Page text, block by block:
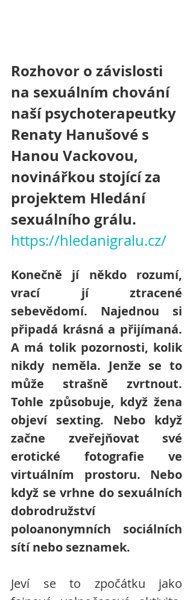
Rozhovor o závislosti
na sexuálním chování
naší psychoterapeutky
Renaty Hanušové s
Hanou Vackovou,
novinářkou stojící za
projektem Hledání
sexuálního grálu.
https://hledanigralu.cz/
Konečně jí někdo rozumí,
vrací jí ztracené
sebevědomí. Najednou si
připadá krásná a přijímaná.
A má tolik pozornosti, kolik
nikdy neměla. Jenže se to
může strašně zvrtnout.
Tohle způsobuje, když žena
objeví sexting. Nebo když
začne zveřejňovat své
erotické fotografie ve
virtuálním prostoru. Nebo
když se vrhne do sexuálních
dobrodružství
poloanonymních sociálních
sítí nebo seznamek.
Jeví se to zpočátku jako